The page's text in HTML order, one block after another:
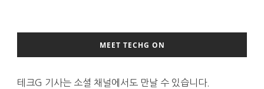
MEET TECHG ON
테크G 기사는 소셜 채널에서도 만날 수 있습니다.